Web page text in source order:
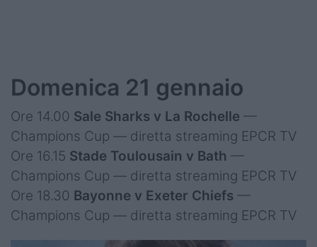
Domenica 21 gennaio
Ore 14.00 Sale Sharks v La Rochelle —
Champions Cup — diretta streaming EPCR TV
Ore 16.15 Stade Toulousain v Bath —
Champions Cup — diretta streaming EPCR TV
Ore 18.30 Bayonne v Exeter Chiefs —
Champions Cup — diretta streaming EPCR TV